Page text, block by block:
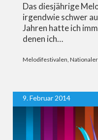
Das diesjährige
irgendwie schwer
Jahren hatte ich
denen ich…
Melodifestivalen
9. Februar 2014